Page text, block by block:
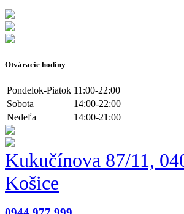
Otváracie hodiny
Pondelok-Piatok 11:00-22:00
Sobota
14:00-22:00
Nedeľa
14:00-21:00
Kukučínova 87/11,
Košice